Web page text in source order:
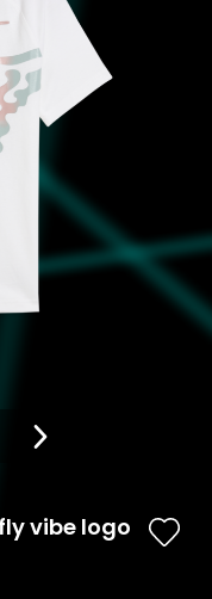
vibe logo